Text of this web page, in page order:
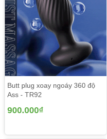
Butt plug xoay ngoáy 360 độ
Ass - TR92
900.000₫